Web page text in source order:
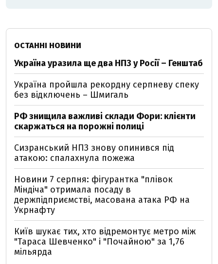
ОСТАННІ НОВИНИ
Україна уразила ще два НПЗ у Росії – Генштаб
Україна пройшла рекордну серпневу спеку
без відключень – Шмигаль
РФ знищила важливі склади Фори: клієнти
скаржаться на порожні полиці
Сизранський НПЗ знову опинився під
атакою: спалахнула пожежа
Новини 7 серпня: фігурантка "плівок
Міндіча" отримала посаду в
держпідприємстві, масована атака РФ на
Укрнафту
Київ шукає тих, хто відремонтує метро між
"Тараса Шевченко" і "Почайною" за 1,76
мільярда